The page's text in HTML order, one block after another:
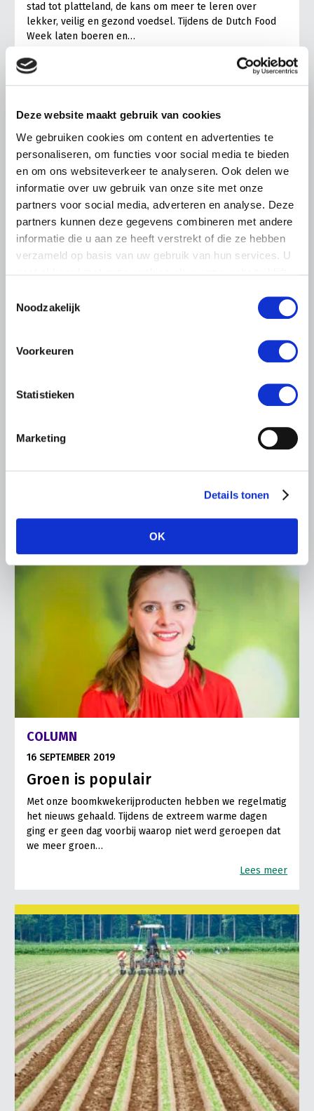
Deze website maakt gebruik van cookies
We gebruiken cookies om content en advertenties te
personaliseren, om functies voor social media te bieden
en om ons websiteverkeer te analyseren. Ook delen we
informatie over uw gebruik van onze site met onze
partners voor social media, adverteren en analyse. Deze
partners kunnen deze gegevens combineren met andere
informatie die u aan ze heeft verstrekt of die ze hebben
verzameld op basis van uw gebruik van hun services. U
Noodzakelijk
Voorkeuren
Statistieken
Marketing
Details tonen
OK
stad tot platteland, de kans om meer te leren over
lekker, veilig en gezond voedsel. Tijdens de Dutch Food
Week laten boeren en…
Lees meer
Het gaat goed met de Nederlandse economie, en de
bijdrage die ze daaraan levert. Tegelijkertijd maken veel
Lees meer
COLUMN
16 SEPTEMBER 2019
Groen is populair
Met onze boomkwekerijproducten hebben we regelmatig
het nieuws gehaald. Tijdens de extreem warme dagen
ging er geen dag voorbij waarop niet werd geroepen dat
we meer groen…
Lees meer